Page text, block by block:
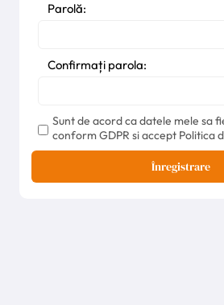
Parolă:
Confirmați parola:
Sunt de acord ca datele mele sa
conform GDPR si accept Politica
Înregistrare